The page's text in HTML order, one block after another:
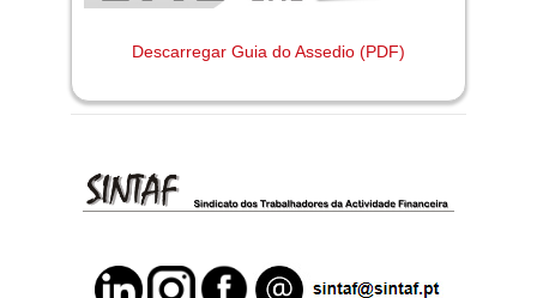
Descarregar Guia do Assedio (PDF)